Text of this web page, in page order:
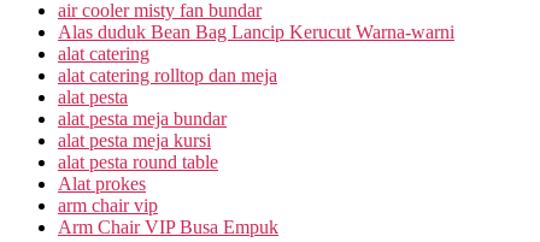
air cooler misty fan bundar
Alas duduk Bean Bag Lancip Kerucut Warna-warni
alat catering
alat catering rolltop dan meja
alat pesta
alat pesta meja bundar
alat pesta meja kursi
alat pesta round table
Alat prokes
arm chair vip
Arm Chair VIP Busa Empuk